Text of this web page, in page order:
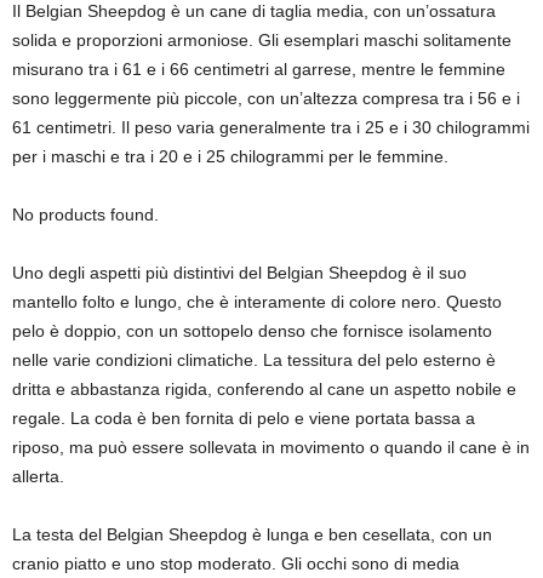
Il Belgian Sheepdog è un cane di taglia media, con un’ossatura
solida e proporzioni armoniose. Gli esemplari maschi solitamente
misurano tra i 61 e i 66 centimetri al garrese, mentre le femmine
sono leggermente più piccole, con un’altezza compresa tra i 56 e i
61 centimetri. Il peso varia generalmente tra i 25 e i 30 chilogrammi
per i maschi e tra i 20 e i 25 chilogrammi per le femmine.
No products found.
Uno degli aspetti più distintivi del Belgian Sheepdog è il suo
mantello folto e lungo, che è interamente di colore nero. Questo
pelo è doppio, con un sottopelo denso che fornisce isolamento
nelle varie condizioni climatiche. La tessitura del pelo esterno è
dritta e abbastanza rigida, conferendo al cane un aspetto nobile e
regale. La coda è ben fornita di pelo e viene portata bassa a
riposo, ma può essere sollevata in movimento o quando il cane è in
allerta.
La testa del Belgian Sheepdog è lunga e ben cesellata, con un
cranio piatto e uno stop moderato. Gli occhi sono di media